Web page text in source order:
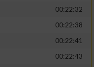
00:22:32
00:22:38
00:22:41
00:22:43